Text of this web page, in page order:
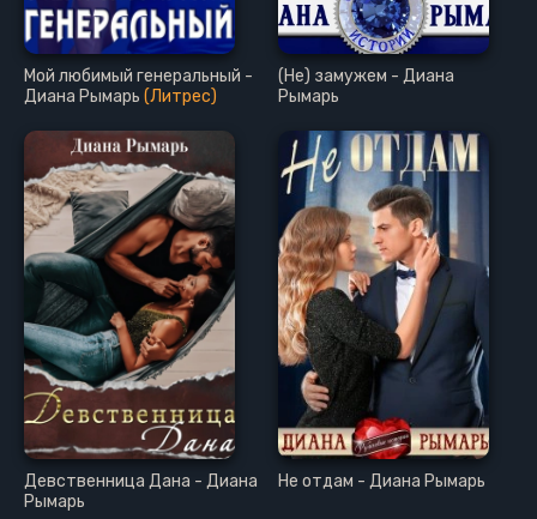
Мой любимый генеральный -
Диана Рымарь (Литрес)
(Не) замужем - Диана
Рымарь
Девственница Дана - Диана
Рымарь
Не отдам - Диана Рымарь